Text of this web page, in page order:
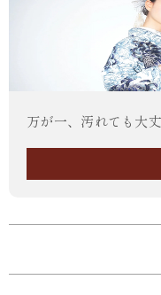
万が一、汚れても大